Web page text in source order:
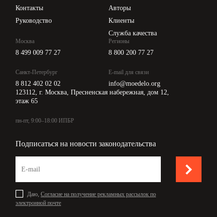
Контакты
Руководство
Авторы
Клиенты
Служба качества
Москва
8 499 009 77 27
Санкт-Петербург
8 812 402 02 02
Регионы
8 800 200 77 27
E-mail для связи
info@moedelo.org
123112, г. Москва, Пресненская набережная, дом 12,
этаж 65
пн-пт, 9:00–18:00 ИПБР
Подписаться на новости законодательства
Даю, Согласие на получение рекламных рассылок по
электронной почте